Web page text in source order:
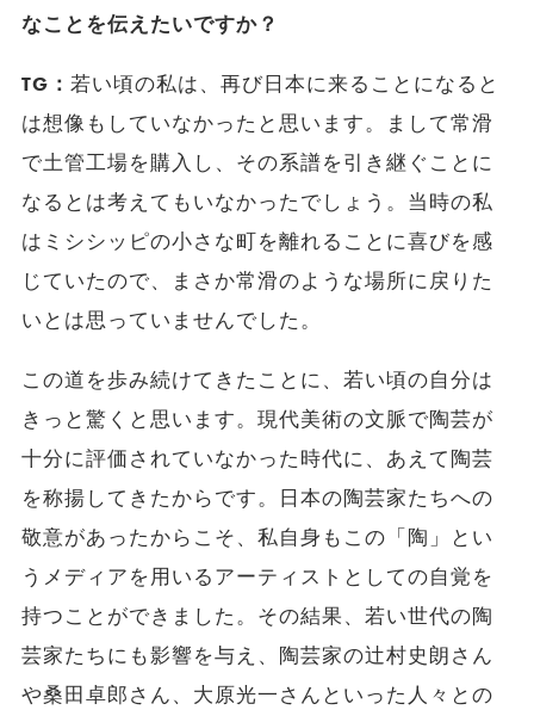
なことを伝えたいですか？
TG： 若い頃の私は、再び日本に来ることになると
は想像もしていなかったと思います。まして常滑
で土管工場を購入し、その系譜を引き継ぐことに
なるとは考えてもいなかったでしょう。当時の私
はミシシッピの小さな町を離れることに喜びを感
じていたので、まさか常滑のような場所に戻りた
いとは思っていませんでした。
この道を歩み続けてきたことに、若い頃の自分は
きっと驚くと思います。現代美術の文脈で陶芸が
十分に評価されていなかった時代に、あえて陶芸
を称揚してきたからです。日本の陶芸家たちへの
敬意があったからこそ、私自身もこの「陶」とい
うメディアを用いるアーティストとしての自覚を
持つことができました。その結果、若い世代の陶
芸家たちにも影響を与え、陶芸家の辻村史朗さん
や桑田卓郎さん、大原光一さんといった人々との